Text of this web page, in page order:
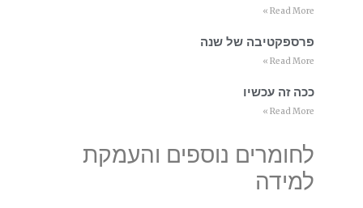
Read More »
פרספקטיבה של שנה
Read More »
ככה זה עכשיו
Read More »
לחומרים נוספים והעמקת
למידה